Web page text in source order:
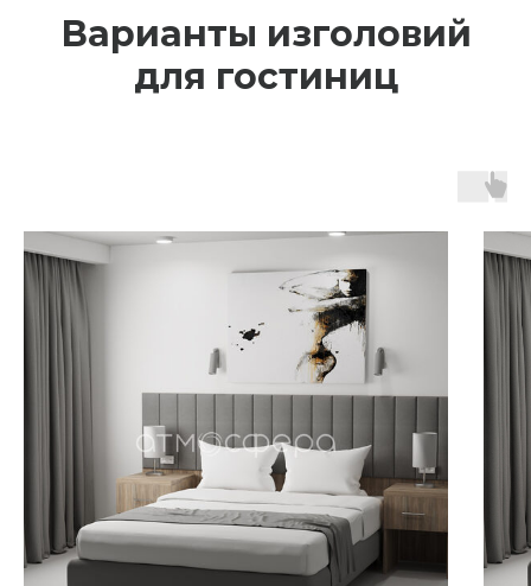
Варианты изголовий
для гостиниц